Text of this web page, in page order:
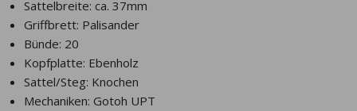
Sattelbreite: ca. 37mm
Griffbrett: Palisander
Bünde: 20
Kopfplatte: Ebenholz
Sattel/Steg: Knochen
Mechaniken: Gotoh UPT